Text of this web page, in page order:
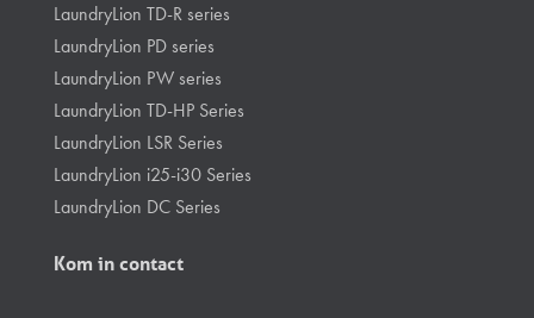
LaundryLion TD-R series
LaundryLion PD series
LaundryLion PW series
LaundryLion TD-HP Series
LaundryLion LSR Series
LaundryLion i25-i30 Series
LaundryLion DC Series
Kom in contact